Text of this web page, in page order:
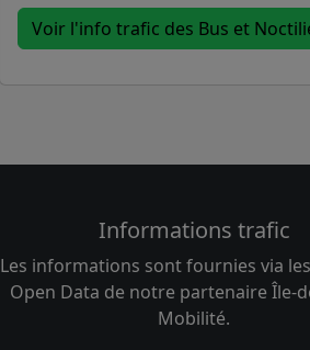
Voir l'info trafic des Bus et
Informations trafic
Les informations sont fournies via
Open Data de notre partenaire Île-
Mobilité.